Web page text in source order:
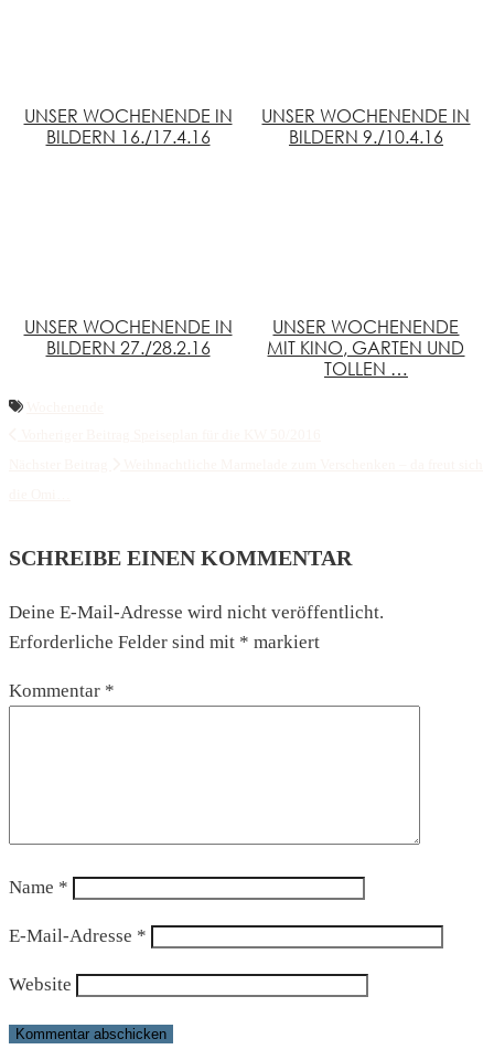
UNSER WOCHENENDE IN
BILDERN 16./17.4.16
UNSER WOCHENENDE IN
BILDERN 9./10.4.16
UNSER WOCHENENDE IN
BILDERN 27./28.2.16
UNSER WOCHENENDE
MIT KINO, GARTEN UND
TOLLEN …
SCHREIBE EINEN KOMMENTAR
Deine E-Mail-Adresse wird nicht veröffentlicht.
Erforderliche Felder sind mit * markiert
Kommentar *
Name *
E-Mail-Adresse *
Website